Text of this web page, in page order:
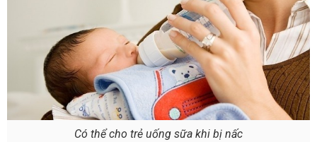
Có thể cho trẻ uống sữa khi bị nấc